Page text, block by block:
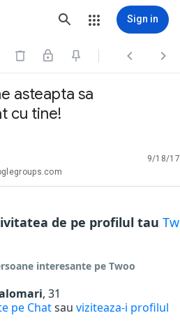
Sign in
  
asteapta sa
cu tine!
9/18/17
de pe profilul tau
interesante pe Twoo
, 31
pe Chatsau viziteaza-i profilul